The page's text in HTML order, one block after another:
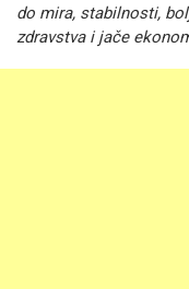
do mira, stabilnosti,
zdravstva i jače